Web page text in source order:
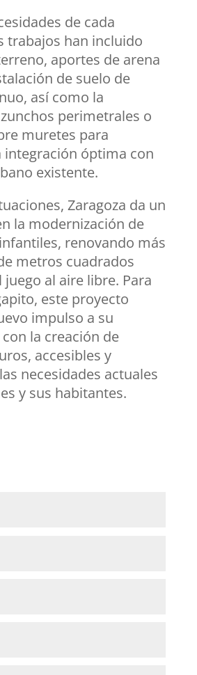
de cada
trabajos han incluido
aportes de arena
de suelo de
así como la
perimetrales o
muretes para
integración óptima con
existente.
Zaragoza da un
la modernización de
renovando más
metros cuadrados
al aire libre. Para
este proyecto
impulso a su
la creación de
accesibles y
necesidades actuales
y sus habitantes.